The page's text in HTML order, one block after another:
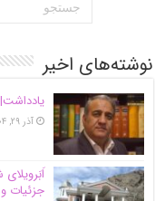
نوشته‌های اخیر
آذر ۲۹, ۱۴۰۴
جزئیات و